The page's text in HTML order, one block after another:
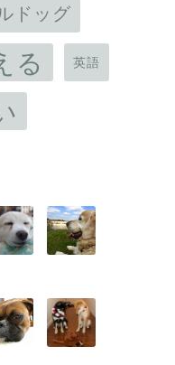
ドッグ
る 英語